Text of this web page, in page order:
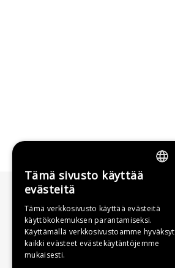
Tämä sivusto käyttää
evästeitä
Tämä verkkosivusto käyttää evästeitä
käyttökokemuksen parantamiseksi.
Käyttämällä verkkosivustoamme hyväksyt
kaikki evästeet evästekäytäntöjemme
mukaisesti.